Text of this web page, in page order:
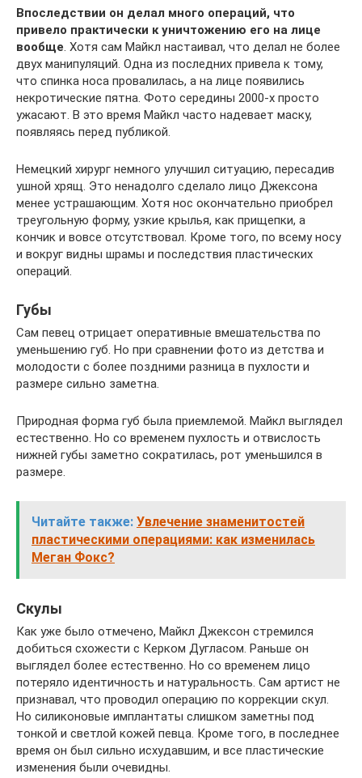
Впоследствии он делал много операций, что
привело практически к уничтожению его на лице
вообще. Хотя сам Майкл настаивал, что делал не более
двух манипуляций. Одна из последних привела к тому,
что спинка носа провалилась, а на лице появились
некротические пятна. Фото середины 2000-х просто
ужасают. В это время Майкл часто надевает маску,
появляясь перед публикой.
Немецкий хирург немного улучшил ситуацию, пересадив
ушной хрящ. Это ненадолго сделало лицо Джексона
менее устрашающим. Хотя нос окончательно приобрел
треугольную форму, узкие крылья, как прищепки, а
кончик и вовсе отсутствовал. Кроме того, по всему носу
и вокруг видны шрамы и последствия пластических
операций.
Губы
Сам певец отрицает оперативные вмешательства по
уменьшению губ. Но при сравнении фото из детства и
молодости с более поздними разница в пухлости и
размере сильно заметна.
Природная форма губ была приемлемой. Майкл выглядел
естественно. Но со временем пухлость и отвислость
нижней губы заметно сократилась, рот уменьшился в
размере.
Читайте также: Увлечение знаменитостей
пластическими операциями: как изменилась
Меган Фокс?
Скулы
Как уже было отмечено, Майкл Джексон стремился
добиться схожести с Керком Дугласом. Раньше он
выглядел более естественно. Но со временем лицо
потеряло идентичность и натуральность. Сам артист не
признавал, что проводил операцию по коррекции скул.
Но силиконовые имплантаты слишком заметны под
тонкой и светлой кожей певца. Кроме того, в последнее
время он был сильно исхудавшим, и все пластические
изменения были очевидны.